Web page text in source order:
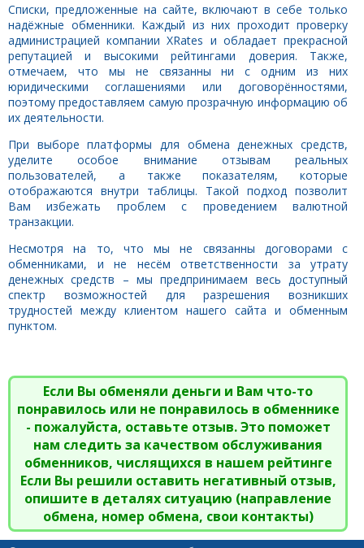
Списки, предложенные на сайте, включают в себе только
надёжные обменники. Каждый из них проходит проверку
администрацией компании XRates и обладает прекрасной
репутацией и высокими рейтингами доверия. Также,
отмечаем, что мы не связанны ни с одним из них
юридическими соглашениями или договорённостями,
поэтому предоставляем самую прозрачную информацию об
их деятельности.
При выборе платформы для обмена денежных средств,
уделите особое внимание отзывам реальных
пользователей, а также показателям, которые
отображаются внутри таблицы. Такой подход позволит
Вам избежать проблем с проведением валютной
транзакции.
Несмотря на то, что мы не связанны договорами с
обменниками, и не несём ответственности за утрату
денежных средств – мы предпринимаем весь доступный
спектр возможностей для разрешения возникших
трудностей между клиентом нашего сайта и обменным
пунктом.
Если Вы обменяли деньги и Вам что-то
понравилось или не понравилось в обменнике
- пожалуйста, оставьте отзыв. Это поможет
нам следить за качеством обслуживания
обменников, числящихся в нашем рейтинге
Если Вы решили оставить негативный отзыв,
опишите в деталях ситуацию (направление
обмена, номер обмена, свои контакты)